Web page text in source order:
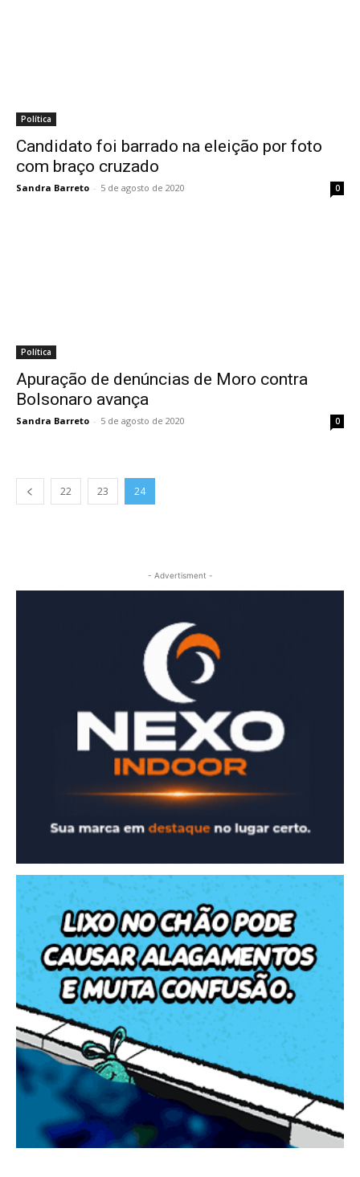
Política
Candidato foi barrado na eleição por foto
com braço cruzado
Sandra Barreto - 5 de agosto de 2020 0
Política
Apuração de denúncias de Moro contra
Bolsonaro avança
Sandra Barreto - 5 de agosto de 2020 0
22 23 24
- Advertisment -